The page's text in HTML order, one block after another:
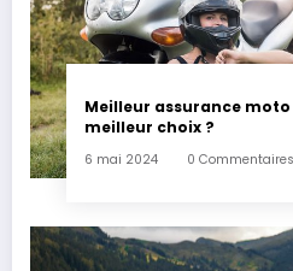
Meilleur assurance moto
meilleur choix ?
6 mai 2024 0 Commentaires